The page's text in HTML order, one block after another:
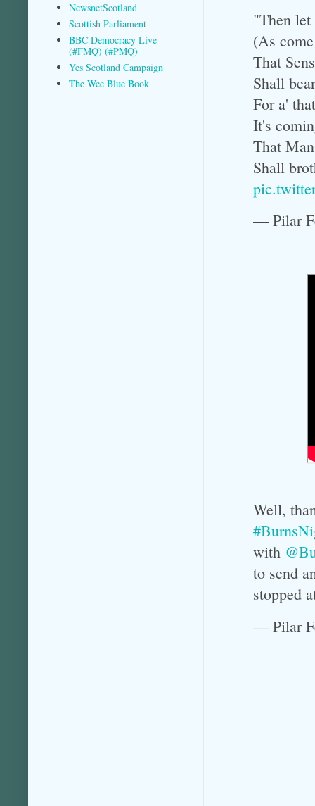
"Then let
(As
That
Shall
For a'
It's
That
Shall
— Pilar
Well,
with
to send
stopped
— Pilar
NewsnetScotland
Scottish Parliament
BBC Democracy Live
(#FMQ) (#PMQ)
Yes Scotland Campaign
The Wee Blue Book